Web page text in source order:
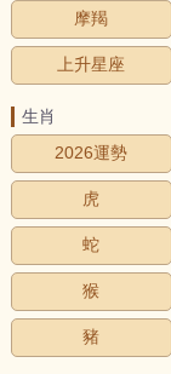
摩羯
上升星座
生肖
2026運勢
虎
蛇
猴
豬